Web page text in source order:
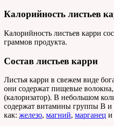
Калорийность листьев
Калорийность листьев карри
граммов продукта.
Состав листьев карри
Листья карри в свежем виде
они содержат пищевые
(калоризатор). В небольшом
содержат витамины группы B и
как: железо, магний, марганец и